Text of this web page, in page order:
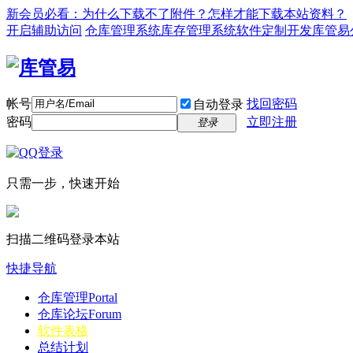
新会员必看：为什么下载不了附件？怎样才能下载本站资料？
开启辅助访问 仓库管理系统库存管理系统软件定制开发库管
帐号 自动登录 找回密码
密码
登录 立即注册
只需一步，快速开始
扫描二维码登录本站
快捷导航
仓库管理Portal
仓库论坛Forum
软件表格
总结计划